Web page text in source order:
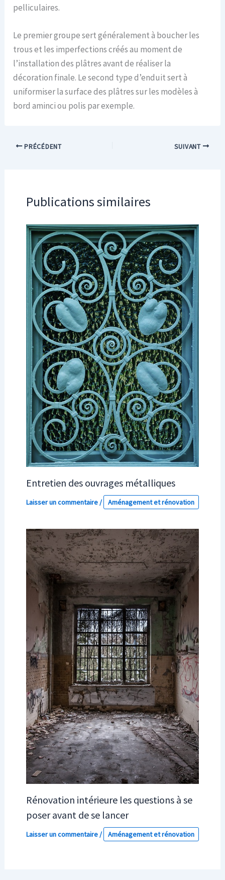
pelliculaires.
Le premier groupe sert généralement à boucher les
trous et les imperfections créés au moment de
l’installation des plâtres avant de réaliser la
décoration finale. Le second type d’enduit sert à
uniformiser la surface des plâtres sur les modèles à
bord aminci ou polis par exemple.
PRÉCÉDENT SUIVANT
Publications similaires
Entretien des ouvrages métalliques
Laisser un commentaire/ Aménagement et rénovation
Rénovation intérieure les questions à se
poser avant de se lancer
Laisser un commentaire / Aménagement et rénovation